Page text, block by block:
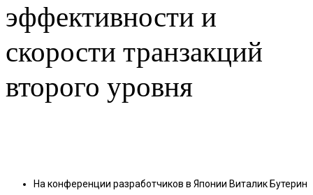
эффективности и
скорости транзакций
второго уровня
На конференции разработчиков в Японии Виталик Бутерин